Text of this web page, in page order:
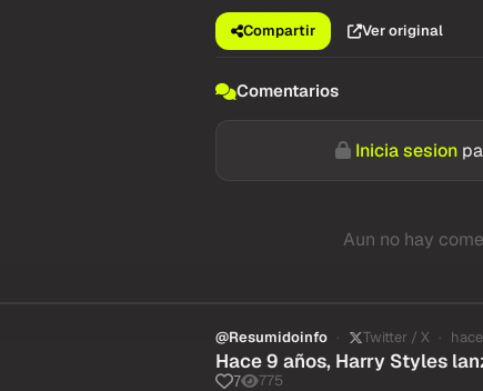
Compartir Ver original
Comentarios
Inicia sesion
Aun no hay
@Resumidoinfo Twitter / X
Hace 9 años, Harry Styles
7 775